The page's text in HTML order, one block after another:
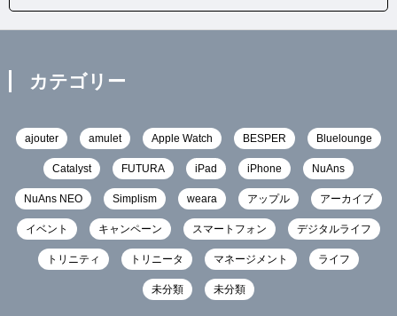
カテゴリー
ajouter amulet Apple Watch BESPER Bluelounge
Catalyst FUTURA iPad iPhone NuAns
NuAns NEO Simplism weara アップル アーカイブ
イベント キャンペーン スマートフォン デジタルライフ
トリニティ トリニータ マネージメント ライフ
未分類 未分類